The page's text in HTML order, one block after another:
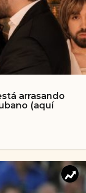
arrasando
(aquí